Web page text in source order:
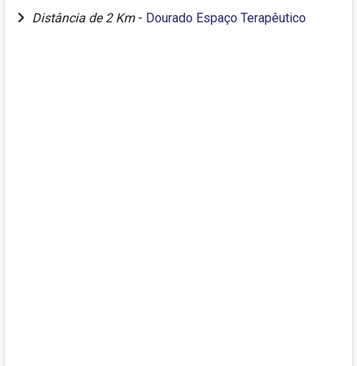
Distância de 2 Km - Dourado Espaço Terapêutico